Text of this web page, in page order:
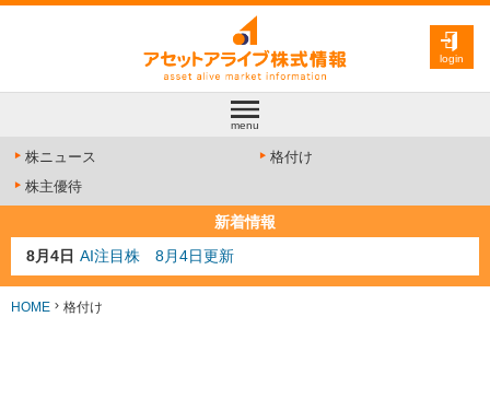
login
menu
株ニュース
格付け
株主優待
新着情報
8月4日 AI注目株 8月4日更新
8月3日 人気業種注目株 8月3日更新
8月2日 金融注目株 8月2日更新
HOME 格付け